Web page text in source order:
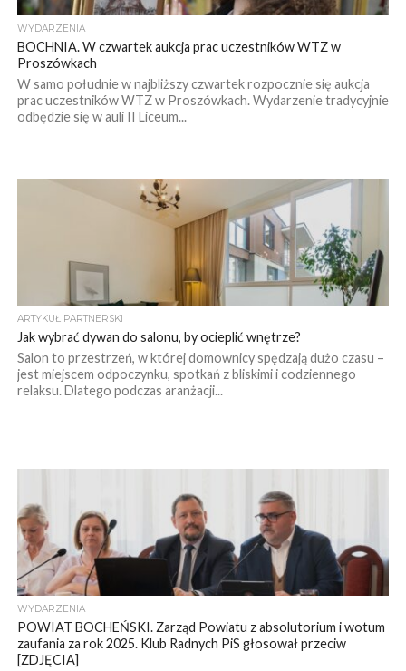
WYDARZENIA
BOCHNIA. W czwartek aukcja prac uczestników WTZ w
Proszówkach
W samo południe w najbliższy czwartek rozpocznie się aukcja
prac uczestników WTZ w Proszówkach. Wydarzenie tradycyjnie
odbędzie się w auli II Liceum...
ARTYKUŁ PARTNERSKI
Jak wybrać dywan do salonu, by ocieplić wnętrze?
Salon to przestrzeń, w której domownicy spędzają dużo czasu –
jest miejscem odpoczynku, spotkań z bliskimi i codziennego
relaksu. Dlatego podczas aranżacji...
WYDARZENIA
POWIAT BOCHEŃSKI. Zarząd Powiatu z absolutorium i wotum
zaufania za rok 2025. Klub Radnych PiS głosował przeciw
[ZDJĘCIA]